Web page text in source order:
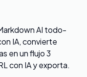
AI todo-
IA, convierte
en un flujo 3
con IA y exporta.